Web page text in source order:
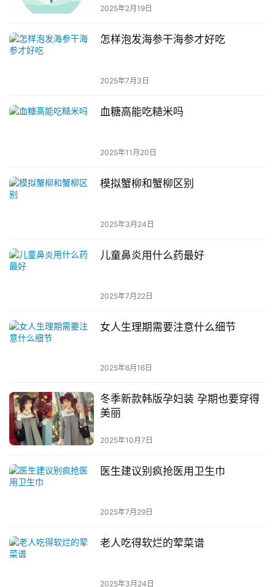
2025年2月19日
怎样泡发海参干海参才好吃
2025年7月3日
血糖高能吃糙米吗
2025年11月20日
模拟蟹柳和蟹柳区别
2025年3月24日
儿童鼻炎用什么药最好
2025年7月22日
女人生理期需要注意什么细节
2025年6月16日
冬季新款韩版孕妇装 孕期也要穿得
美丽
2025年10月7日
医生建议别疯抢医用卫生巾
2025年7月29日
老人吃得软烂的荤菜谱
2025年3月24日